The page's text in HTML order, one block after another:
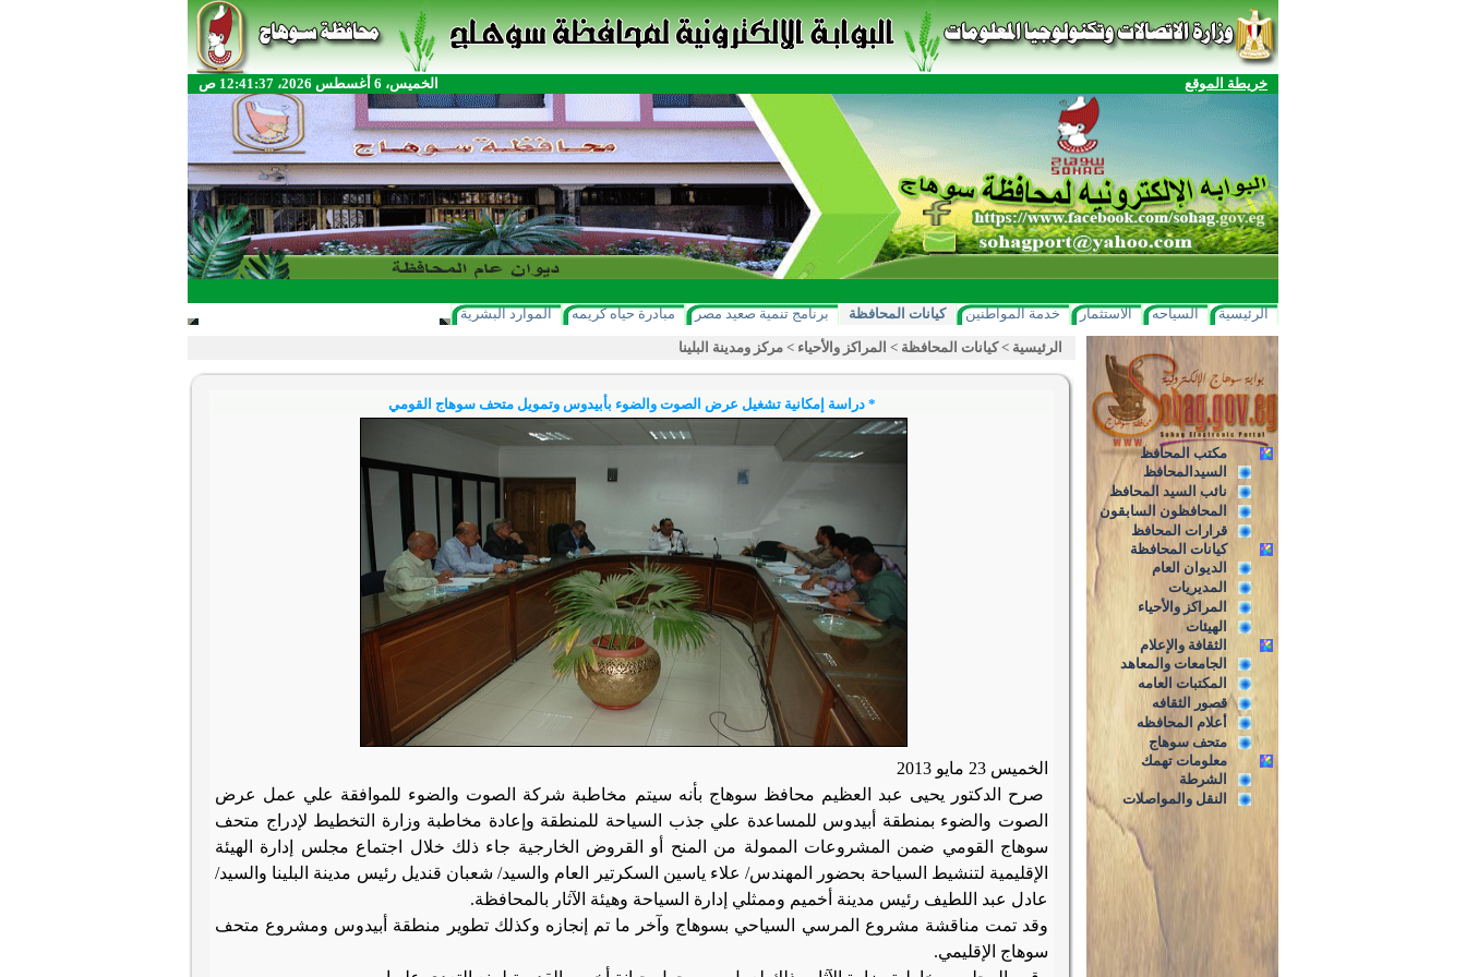
خريطة الموقع الخميس، 6 أغسطس 2026، 12:41:37 ص
الرئيسية السياحه الاستثمار خدمة المواطنين كيانات المحافظة برنامج تنمية صعيد مصر مبادرة حياه كريمه الموارد البشرية
مكتب المحافظ
السيدالمحافظ
نائب السيد المحافظ
المحافظون السابقون
قرارات المحافظ
كيانات المحافظة
الديوان العام
المديريات
المراكز والأحياء
الهيئات
الثقافة والإعلام
الجامعات والمعاهد
المكتبات العامه
قصور الثقافه
أعلام المحافظه
متحف سوهاج
معلومات تهمك
الشرطة
النقل والمواصلات
الرئيسية >كيانات المحافظة > المراكز والأحياء > مركز ومدينة البلينا
* دراسة إمكانية تشغيل عرض الصوت والضوء بأبيدوس وتمويل متحف سوهاج القومي
الخميس 23 مايو 2013
صرح الدكتور يحيى عبد العظيم محافظ سوهاج بأنه سيتم مخاطبة شركة الصوت والضوء للموافقة علي عمل عرض
الصوت والضوء بمنطقة أبيدوس للمساعدة علي جذب السياحة للمنطقة و إعادة مخاطبة وزارة التخطيط لإدراج متحف
سوهاج القومي ضمن المشروعات الممولة من المنح أو القروض الخارجية جاء ذلك خلال
اجتماع مجلس إدارة الهيئة
الإقليمية لتنشيط السياحة بحضور المهندس/ علاء ياسين السكرتير العام والسيد/ شعبان قنديل رئيس مدينة البلينا والسيد/
عادل عبد اللطيف رئيس مدينة أخميم وممثلي إدارة السياحة وهيئة الآثار بالمحافظة.
وقد تمت مناقشة مشروع المرسي السياحي بسوهاج وآخر ما تم إنجازه وكذلك تطوير منطقة أبيدوس ومشروع متحف
سوهاج الإقليمي.